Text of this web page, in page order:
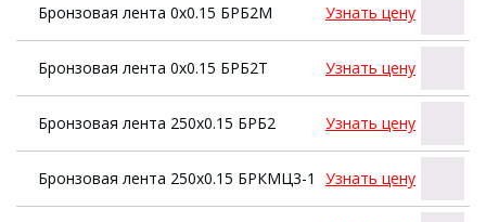
Бронзовая лента 0х0.15 БРБ2М Узнать цену
Бронзовая лента 0х0.15 БРБ2Т Узнать цену
Бронзовая лента 250х0.15 БРБ2 Узнать цену
Бронзовая лента 250х0.15 БРКМЦ3-1 Узнать цену